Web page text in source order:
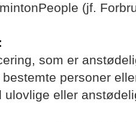
(jf.
som er
personer
eller